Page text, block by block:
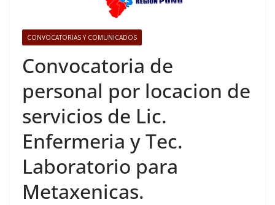
CONVOCATORIAS Y COMUNICADOS
Convocatoria de
personal por locacion de
servicios de Lic.
Enfermeria y Tec.
Laboratorio para
Metaxenicas.